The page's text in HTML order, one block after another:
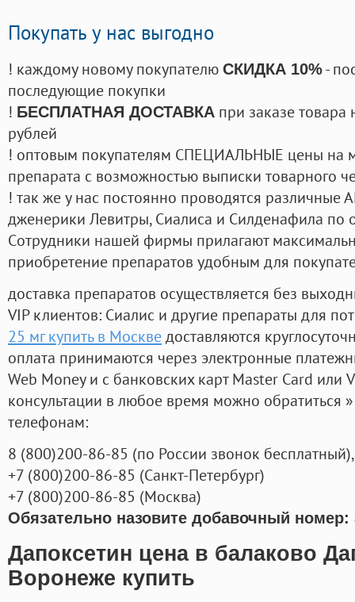
Покупать у нас выгодно
! каждому новому покупателю СКИДКА 10%-
последующие покупки
! БЕСПЛАТНАЯ ДОСТАВКА при заказе
рублей
! оптовым покупателям СПЕЦИАЛЬНЫЕ цены на
препарата с возможностью выписки товарного
! так же у нас постоянно проводятся
дженерики Левитры, Сиалиса и Силденафила по
Cотрудники нашей фирмы прилагают
приобретение препаратов удобным для
доставка препаратов осуществляется без
VIP клиентов: Сиалис и другие препараты для
25 мг купить в Москведоставляются
оплата принимаются через электронные
Web Money и с банковских карт Master Card или
консультации в любое время можно обратиться
телефонам:
8 (800)200-86-85 (по России звонок бесплатный),
+7 (800)200-86-85 (Санкт-Петербург)
+7 (800)200-86-85 (Москва)
Обязательно назовите добавочный номер:
Дапоксетин цена в балаково
Воронеже купить